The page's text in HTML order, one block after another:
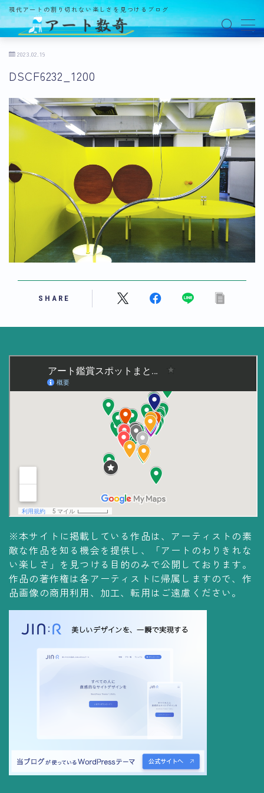
現代アートの割り切れない楽しさを見つけるブログ
アート数奇とは？
観る
ギャラリー
美術館・博物館
オルタナティブスペース
アートフェア
イベント
オークション
用語解説
作家・作品紹介
買う
アイテム・サービス
コレクションの仕方
Yoshiteru Collection
飾る
飾り方
保管方法
2023.02.19
DSCF6232_1200
SHARE
※本サイトに掲載している作品は、アーティストの素
敵な作品を知る機会を提供し、「アートのわりきれな
い楽しさ」を見つける目的のみで公開しております。
作品の著作権は各アーティストに帰属しますので、作
品画像の商用利用、加工、転用はご遠慮ください。